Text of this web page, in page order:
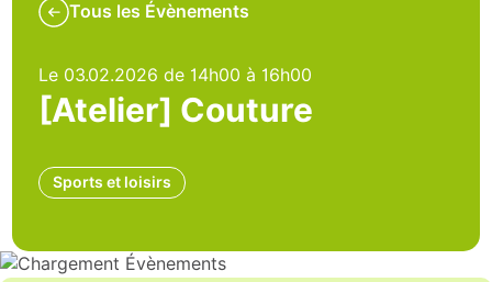
Tous les Évènements
Le 03.02.2026 de 14h00 à 16h00
[Atelier] Couture
Sports et loisirs